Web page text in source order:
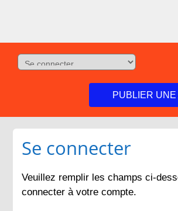
PUBLIER
Se connecter
Veuillez remplir les champs ci-
connecter à votre compte.